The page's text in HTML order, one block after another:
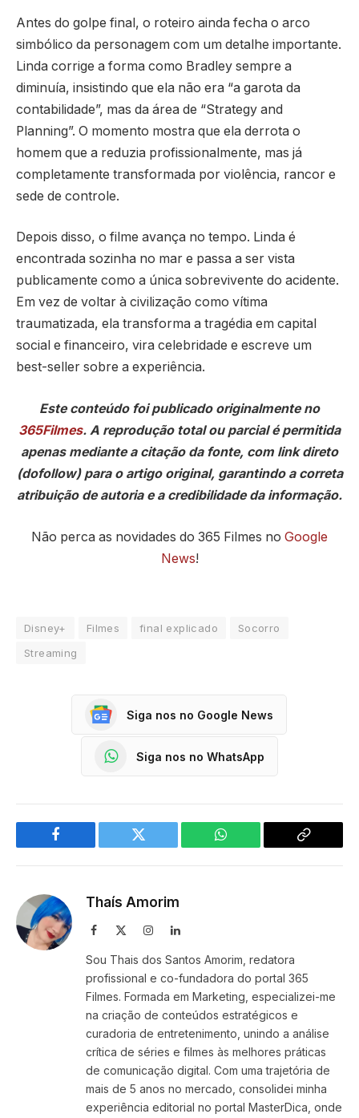
Antes do golpe final, o roteiro ainda fecha o arco
simbólico da personagem com um detalhe importante.
Linda corrige a forma como Bradley sempre a
diminuía, insistindo que ela não era “a garota da
contabilidade”, mas da área de “Strategy and
Planning”. O momento mostra que ela derrota o
homem que a reduzia profissionalmente, mas já
completamente transformada por violência, rancor e
sede de controle.
Depois disso, o filme avança no tempo. Linda é
encontrada sozinha no mar e passa a ser vista
publicamente como a única sobrevivente do acidente.
Em vez de voltar à civilização como vítima
traumatizada, ela transforma a tragédia em capital
social e financeiro, vira celebridade e escreve um
best-seller sobre a experiência.
Este conteúdo foi publicado originalmente no
365Filmes. A reprodução total ou parcial é permitida
apenas mediante a citação da fonte, com link direto
(dofollow) para o artigo original, garantindo a correta
atribuição de autoria e a credibilidade da informação.
Não perca as novidades do 365 Filmes no Google
News!
Disney+ Filmes final explicado
Socorro
Streaming
Siga nos no Google News
Siga nos no WhatsApp
Facebook Twitter WhatsApp
Copy
Thaís Amorim
Facebook InstagramLinkedIn
Sou Thais dos Santos Amorim, redatora
profissional e co-fundadora do portal 365
Filmes. Formada em Marketing, especializei-me
na criação de conteúdos estratégicos e
curadoria de entretenimento, unindo a análise
crítica de séries e filmes às melhores práticas
de comunicação digital. Com uma trajetória de
mais de 5 anos no mercado, consolidei minha
experiência editorial no portal MasterDica, onde